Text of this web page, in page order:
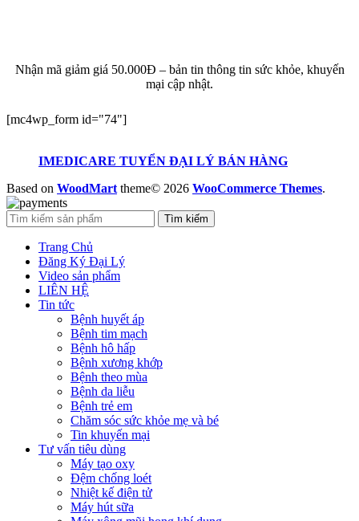
Nhận mã giảm giá 50.000Đ – bản tin thông tin sức khỏe, khuyến
mại cập nhật.
[mc4wp_form id="74"]
IMEDICARE TUYỂN ĐẠI LÝ BÁN HÀNG
Based on WoodMart theme© 2026 WooCommerce Themes.
Tìm kiếm
Trang Chủ
Đăng Ký Đại Lý
Video sản phẩm
LIÊN HỆ
Tin tức
Bệnh huyết áp
Bệnh tim mạch
Bệnh hô hấp
Bệnh xương khớp
Bệnh theo mùa
Bệnh da liễu
Bệnh trẻ em
Chăm sóc sức khỏe mẹ và bé
Tin khuyến mại
Tư vấn tiêu dùng
Máy tạo oxy
Đệm chống loét
Nhiệt kế điện tử
Máy hút sữa